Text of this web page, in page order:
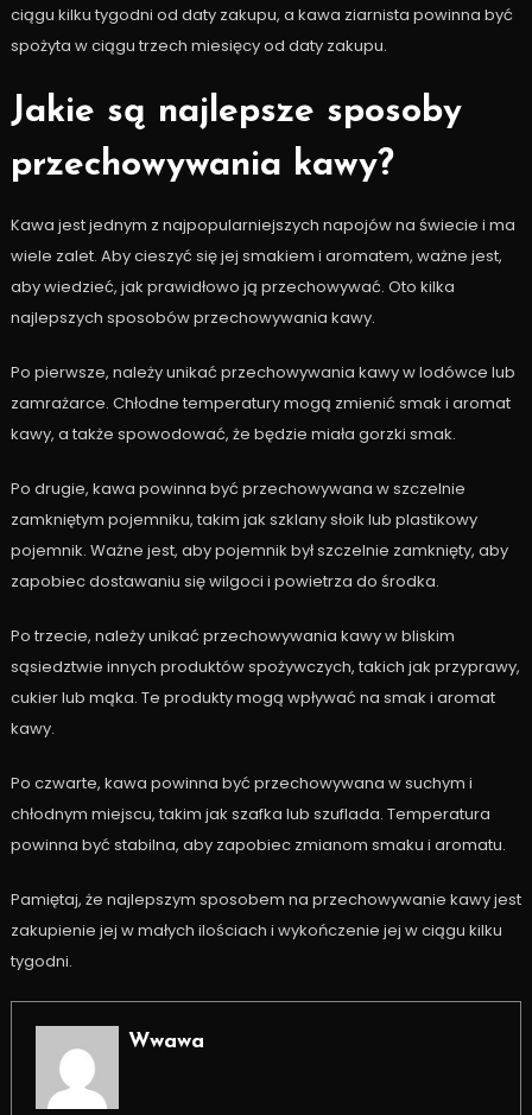
ciągu kilku tygodni od daty zakupu, a kawa ziarnista powinna być
spożyta w ciągu trzech miesięcy od daty zakupu.
Jakie są najlepsze sposoby
przechowywania kawy?
Kawa jest jednym z najpopularniejszych napojów na świecie i ma
wiele zalet. Aby cieszyć się jej smakiem i aromatem, ważne jest,
aby wiedzieć, jak prawidłowo ją przechowywać. Oto kilka
najlepszych sposobów przechowywania kawy.
Po pierwsze, należy unikać przechowywania kawy w lodówce lub
zamrażarce. Chłodne temperatury mogą zmienić smak i aromat
kawy, a także spowodować, że będzie miała gorzki smak.
Po drugie, kawa powinna być przechowywana w szczelnie
zamkniętym pojemniku, takim jak szklany słoik lub plastikowy
pojemnik. Ważne jest, aby pojemnik był szczelnie zamknięty, aby
zapobiec dostawaniu się wilgoci i powietrza do środka.
Po trzecie, należy unikać przechowywania kawy w bliskim
sąsiedztwie innych produktów spożywczych, takich jak przyprawy,
cukier lub mąka. Te produkty mogą wpływać na smak i aromat
kawy.
Po czwarte, kawa powinna być przechowywana w suchym i
chłodnym miejscu, takim jak szafka lub szuflada. Temperatura
powinna być stabilna, aby zapobiec zmianom smaku i aromatu.
Pamiętaj, że najlepszym sposobem na przechowywanie kawy jest
zakupienie jej w małych ilościach i wykończenie jej w ciągu kilku
tygodni.
Wwawa